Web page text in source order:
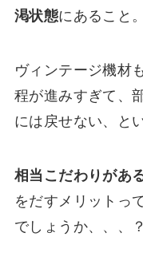
渇状態にあること。
ヴィンテージ機材
程が進みすぎて、
には戻せない、と
相当こだわりがあ
をだすメリットっ
でしょうか、、、